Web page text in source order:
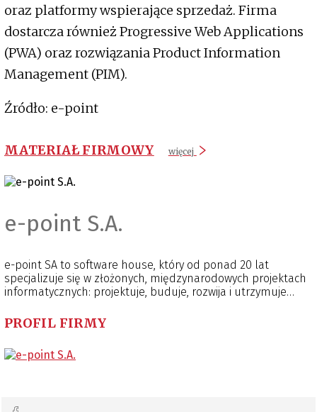
oraz platformy wspierające sprzedaż. Firma
dostarcza również Progressive Web Applications
(PWA) oraz rozwiązania Product Information
Management (PIM).
Źródło: e-point
MATERIAŁ FIRMOWY więcej
e-point S.A.
e-point SA to software house, który od ponad 20 lat
specjalizuje się w złożonych, międzynarodowych projektach
informatycznych: projektuje, buduje, rozwija i utrzymuje
dostarcza również Progressive Web Applications (PWA) oraz
PROFIL FIRMY